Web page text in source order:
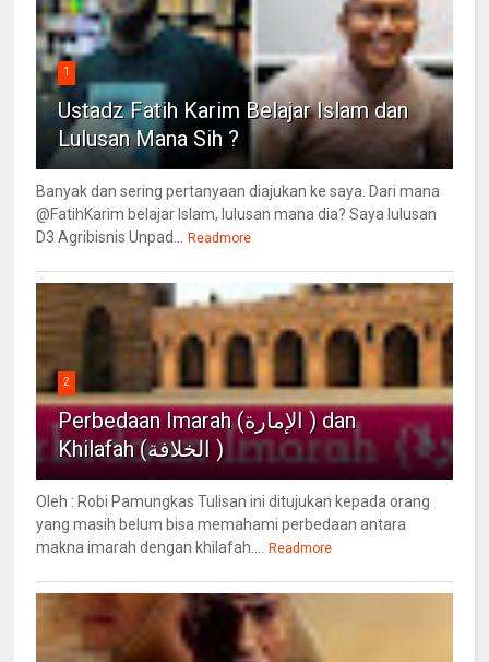
1
Ustadz Fatih Karim Belajar Islam dan
Lulusan Mana Sih ?
Banyak dan sering pertanyaan diajukan ke saya. Dari mana
@FatihKarim belajar Islam, lulusan mana dia? Saya lulusan
D3 Agribisnis Unpad...
Readmore
2
Perbedaan Imarah (الإمارة ) dan
Khilafah (الخلافة )
Oleh : Robi Pamungkas Tulisan ini ditujukan kepada orang
yang masih belum bisa memahami perbedaan antara
makna imarah dengan khilafah....
Readmore